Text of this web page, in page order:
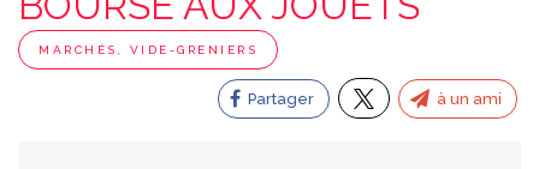
MARCHÉS, VIDE-GRENIERS
Partager à un ami